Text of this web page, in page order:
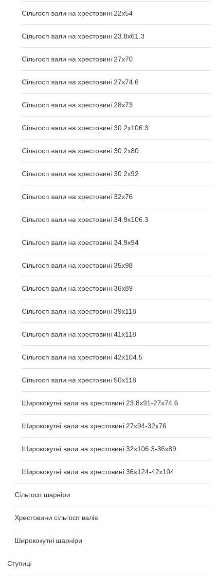
Сільгосп вали на хрестовині 22х54
Сільгосп вали на хрестовині 23.8х61.3
Сільгосп вали на хрестовині 27х70
Сільгосп вали на хрестовині 27х74.6
Сільгосп вали на хрестовині 28х73
Сільгосп вали на хрестовині 30.2x106.3
Сільгосп вали на хрестовині 30.2x80
Сільгосп вали на хрестовині 30.2x92
Сільгосп вали на хрестовині 32x76
Сільгосп вали на хрестовині 34.9x106.3
Сільгосп вали на хрестовині 34.9x94
Сільгосп вали на хрестовині 35x98
Сільгосп вали на хрестовині 36x89
Сільгосп вали на хрестовині 39x118
Сільгосп вали на хрестовині 41x118
Сільгосп вали на хрестовині 42x104.5
Сільгосп вали на хрестовині 50x118
Ширококутні вали на хрестовині 23.8х91-27х74.6
Ширококутні вали на хрестовині 27х94-32х76
Ширококутні вали на хрестовині 32х106.3-36х89
Ширококутні вали на хрестовині 36х124-42х104
Сільгосп шарніри
Хрестовини сільгосп валів
Ширококутні шарніри
Ступиці